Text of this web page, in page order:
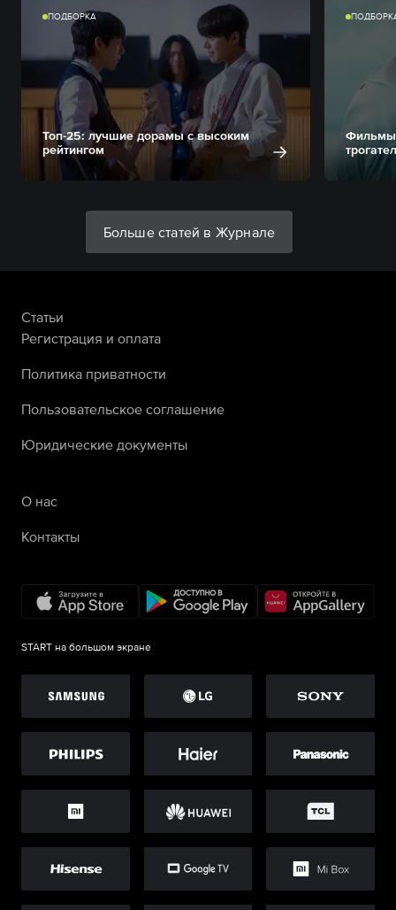
ПОДБОРКА
Топ-25: лучшие дорамы с высоким
рейтингом
Фильмы
Больше статей в Журнале
Статьи
Регистрация и оплата
Политика приватности
Пользовательское соглашение
Юридические документы
О нас
Контакты
START на большом экране